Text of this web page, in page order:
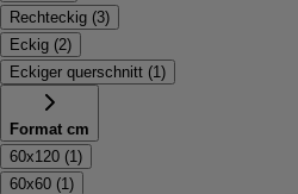
Rechteckig (3)
Eckig (2)
Eckiger querschnitt (1)
Format cm
60x120 (1)
60x60 (1)